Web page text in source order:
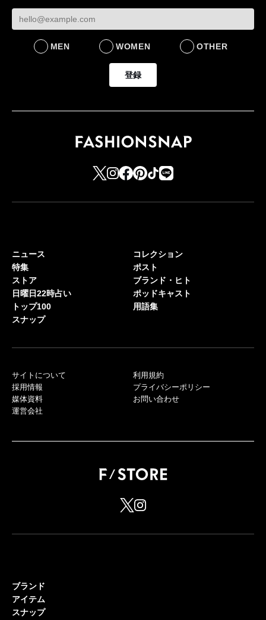
MEN WOMEN OTHER
登録
ニュース
特集
ストア
日曜日22時占い
トップ100
スナップ
コレクション
ポスト
ブランド・ヒト
ポッドキャスト
用語集
サイトについて
採用情報
媒体資料
運営会社
利用規約
プライバシーポリシー
お問い合わせ
ブランド
アイテム
スナップ